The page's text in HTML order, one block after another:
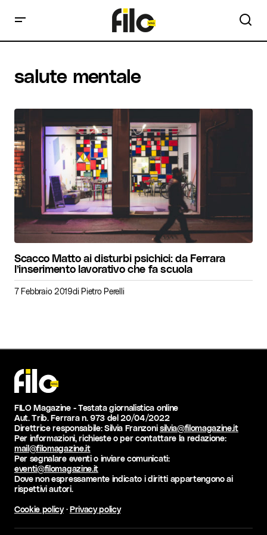
salute mentale
Scacco Matto ai disturbi psichici: da Ferrara
l’inserimento lavorativo che fa scuola
7 Febbraio 2019di Pietro Perelli
FILO Magazine - Testata giornalistica online
Aut. Trib. Ferrara n. 973 del 20/04/2022
Direttrice responsabile: Silvia Franzonisilvia@filomagazine.it
Per informazioni, richieste o per contattare la redazione:
mail@filomagazine.it
Per segnalare eventi o inviare comunicati:
eventi@filomagazine.it
Dove non espressamente indicato i diritti appartengono ai
rispettivi autori.
Cookie policy·Privacy policy